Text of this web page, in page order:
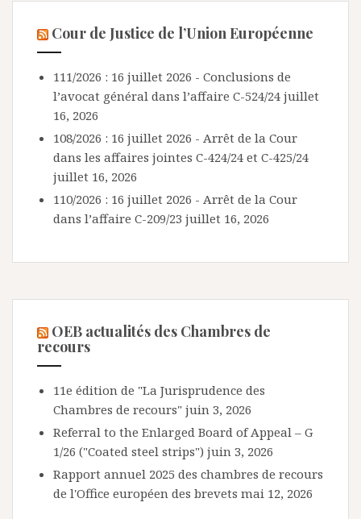
Cour de Justice de l’Union Européenne
111/2026 : 16 juillet 2026 - Conclusions de
l’avocat général dans l’affaire C-524/24 juillet
16, 2026
108/2026 : 16 juillet 2026 - Arrêt de la Cour
dans les affaires jointes C-424/24 et C-425/24
juillet 16, 2026
110/2026 : 16 juillet 2026 - Arrêt de la Cour
dans l’affaire C-209/23 juillet 16, 2026
OEB actualités des Chambres de
recours
11e édition de "La Jurisprudence des
Chambres de recours" juin 3, 2026
Referral to the Enlarged Board of Appeal – G
1/26 ("Coated steel strips") juin 3, 2026
Rapport annuel 2025 des chambres de recours
de l'Office européen des brevets mai 12, 2026